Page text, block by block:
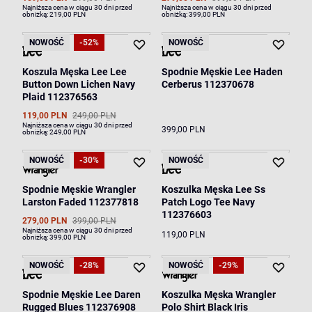
Najniższa cena w ciągu 30 dni przed
obniżką:219,00 PLN
Najniższa cena w ciągu 30 dni przed
obniżką:399,00 PLN
NOWOŚĆ -52%
Koszula Męska Lee Lee
Button Down Lichen Navy
Plaid 112376563
119,00 PLN 249,00 PLN
Najniższa cena w ciągu 30 dni przed
obniżką:249,00 PLN
NOWOŚĆ
Spodnie Męskie Lee Haden
Cerberus 112370678
399,00 PLN
NOWOŚĆ -30%
Spodnie Męskie Wrangler
Larston Faded 112377818
279,00 PLN 399,00 PLN
Najniższa cena w ciągu 30 dni przed
obniżką:399,00 PLN
NOWOŚĆ
Koszulka Męska Lee Ss
Patch Logo Tee Navy
112376603
119,00 PLN
NOWOŚĆ -28%
Spodnie Męskie Lee Daren
Rugged Blues 112376908
NOWOŚĆ -29%
Koszulka Męska Wrangler
Polo Shirt Black Iris